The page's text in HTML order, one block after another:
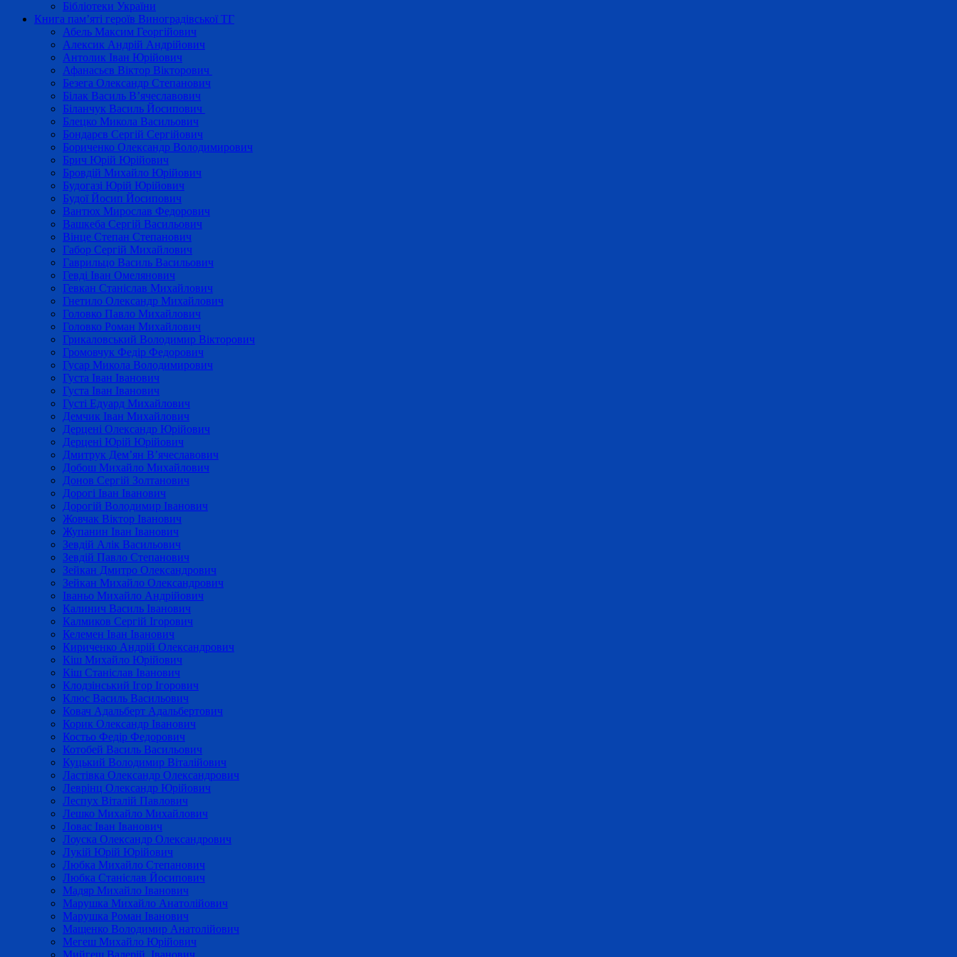
Бібліотеки України
Книга пам’яті героїв Виноградівської ТГ
Абель Максим Георгійович
Алексик Андрій Андрійович
Антолик Іван Юрійович
Афанасьєв Віктор Вікторович
Безега Олександр Степанович
Білак Василь В’ячеславович
Біланчук Василь Йосипович
Блецко Микола Васильович
Бондарєв Сергій Сергійович
Бориченко Олександр Володимирович
Брич Юрій Юрійович
Бровдій Михайло Юрійович
Будогазі Юрій Юрійович
Будої Йосип Йосипович
Вантюх Мирослав Федорович
Вашкеба Сергій Васильович
Вінце Степан Степанович
Габор Сергій Михайлович
Гаврильцо Василь Васильович
Гевді Іван Омелянович
Гевкан Станіслав Михайлович
Гнетило Олександр Михайлович
Головко Павло Михайлович
Головко Роман Михайлович
Грикаловський Володимир Вікторович
Громовчук Федір Федорович
Гусар Микола Володимирович
Густа Іван Іванович
Густа Іван Іванович
Густі Едуард Михайлович
Демчик Іван Михайлович
Дерцені Олександр Юрійович
Дерцені Юрій Юрійович
Дмитрук Дем’ян В’ячеславович
Добош Михайло Михайлович
Донов Сергій Золтанович
Дорогі Іван Іванович
Дорогій Володимир Іванович
Жовчак Віктор Іванович
Жупанин Іван Іванович
Зевдій Алік Васильович
Зевдій Павло Степанович
Зейкан Дмитро Олександрович
Зейкан Михайло Олександрович
Іваньо Михайло Андрійович
Калинич Василь Іванович
Калмиков Сергій Ігорович
Келемен Іван Іванович
Кириченко Андрій Олександрович
Кіш Михайло Юрійович
Кіш Станіслав Іванович
Клодзінський Ігор Ігорович
Клюс Василь Васильович
Ковач Адальберт Адальбертович
Корик Олександр Іванович
Костьо Федір Федорович
Котобей Василь Васильович
Куцький Володимир Віталійович
Ластівка Олександр Олександрович
Леврінц Олександр Юрійович
Леспух Віталій Павлович
Лешко Михайло Михайлович
Ловас Іван Іванович
Лоуска Олександр Олександрович
Лукій Юрій Юрійович
Любка Михайло Степанович
Любка Станіслав Йосипович
Мадяр Михайло Іванович
Марушка Михайло Анатолійович
Марушка Роман Іванович
Мащенко Володимир Анатолійович
Мегеш Михайло Юрійович
Мийгеш Валерій Іванович